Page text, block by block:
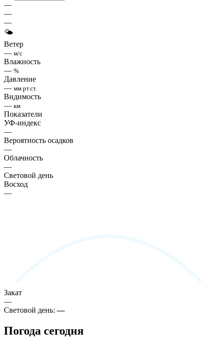
—
—
—
🌤
Ветер
— м/с
Влажность
— %
Давление
— мм рт.ст.
Видимость
— км
Показатели
УФ-индекс
—
Вероятность осадков
—
Облачность
—
Световой день
Восход
—
Закат
—
Световой день:—
Погода сегодня